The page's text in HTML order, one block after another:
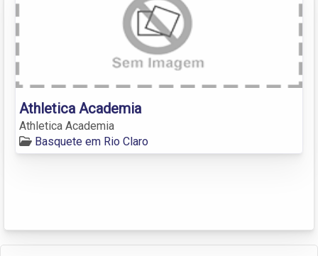
Athletica Academia
Athletica Academia
Basquete em Rio Claro